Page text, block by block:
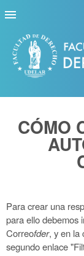
CÓMO
Para crear una
para ello debemos
Correofder, y en la
segundo enlace